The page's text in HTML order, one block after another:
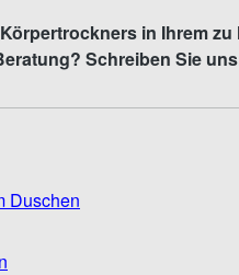
in Ihrem zu
Schreiben Sie
Duschen